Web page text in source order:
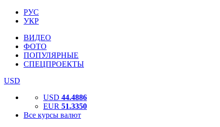
РУС
УКР
ВИДЕО
ФОТО
ПОПУЛЯРНЫЕ
СПЕЦПРОЕКТЫ
USD
USD 44.4886
EUR 51.3350
Все курсы валют